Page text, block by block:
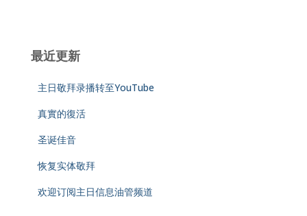
最近更新
主日敬拜录播转至YouTube
真實的復活
圣诞佳音
恢复实体敬拜
欢迎订阅主日信息油管频道